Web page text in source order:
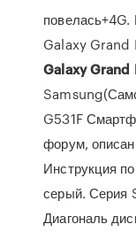
Galaxy Grand
GalaxyGrand
G531F
форум,
Инструкция
серый. Серия
Диагональ